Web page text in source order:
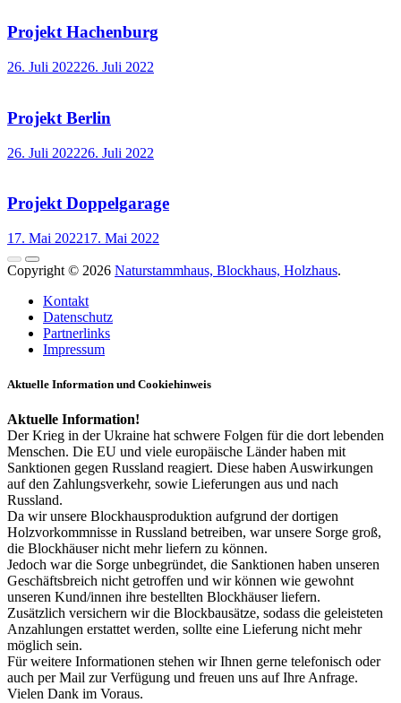
Projekt Hachenburg
26. Juli 202226. Juli 2022
Projekt Berlin
26. Juli 202226. Juli 2022
Projekt Doppelgarage
17. Mai 202217. Mai 2022
Copyright © 2026 Naturstammhaus, Blockhaus, Holzhaus.
Kontakt
Datenschutz
Partnerlinks
Impressum
Aktuelle Information und Cookiehinweis
Aktuelle Information!
Der Krieg in der Ukraine hat schwere Folgen für die dort lebenden
Menschen. Die EU und viele europäische Länder haben mit
Sanktionen gegen Russland reagiert. Diese haben Auswirkungen
auf den Zahlungsverkehr, sowie Lieferungen aus und nach
Russland.
Da wir unsere Blockhausproduktion aufgrund der dortigen
Holzvorkommnisse in Russland betreiben, war unsere Sorge groß,
die Blockhäuser nicht mehr liefern zu können.
Jedoch war die Sorge unbegründet, die Sanktionen haben unseren
Geschäftsbreich nicht getroffen und wir können wie gewohnt
unseren Kund/innen ihre bestellten Blockhäuser liefern.
Zusätzlich versichern wir die Blockbausätze, sodass die geleisteten
Anzahlungen erstattet werden, sollte eine Lieferung nicht mehr
möglich sein.
Für weitere Informationen stehen wir Ihnen gerne telefonisch oder
auch per Mail zur Verfügung und freuen uns auf Ihre Anfrage.
Vielen Dank im Voraus.